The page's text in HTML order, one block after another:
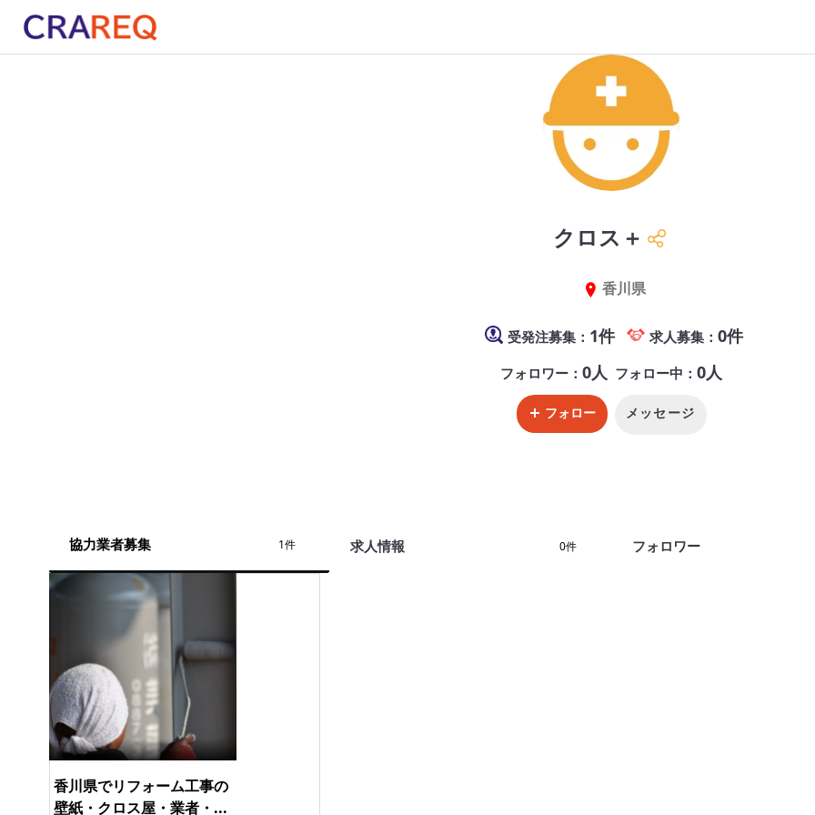
クロス＋
香川県
受発注募集： 1件 求人募集： 0件
フォロワー： 0人 フォロー中： 0人
フォロー メッセージ
協力業者募集 1件 求人情報 0件 フォロワー
香川県でリフォーム工事の
壁紙・クロス屋・業者・...